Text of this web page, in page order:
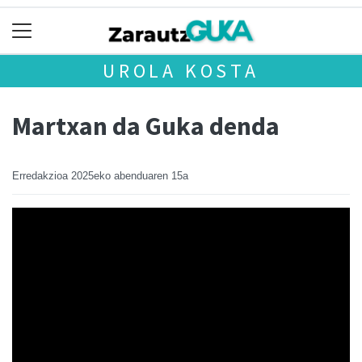
UROLA KOSTA
Martxan da Guka denda
Erredakzioa 2025eko abenduaren 15a